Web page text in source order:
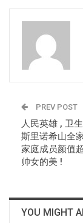
PREV POST
人民英雄 , 卫
斯里诺希山全
家庭成员颜值
帅女的美 !
YOU MIGHT